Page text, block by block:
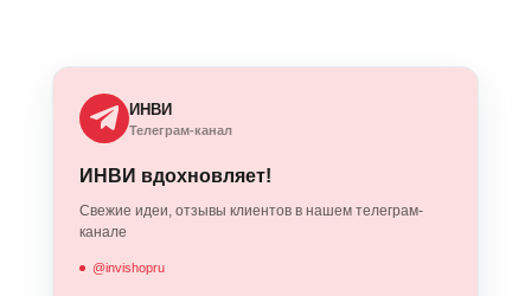
ИНВИ
Телеграм-канал
ИНВИ вдохновляет!
Свежие идеи, отзывы клиентов в нашем телеграм-
канале
@invishopru